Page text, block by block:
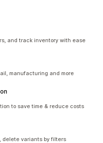
and track inventory with ease
manufacturing and more
to save time & reduce costs
delete variants by filters